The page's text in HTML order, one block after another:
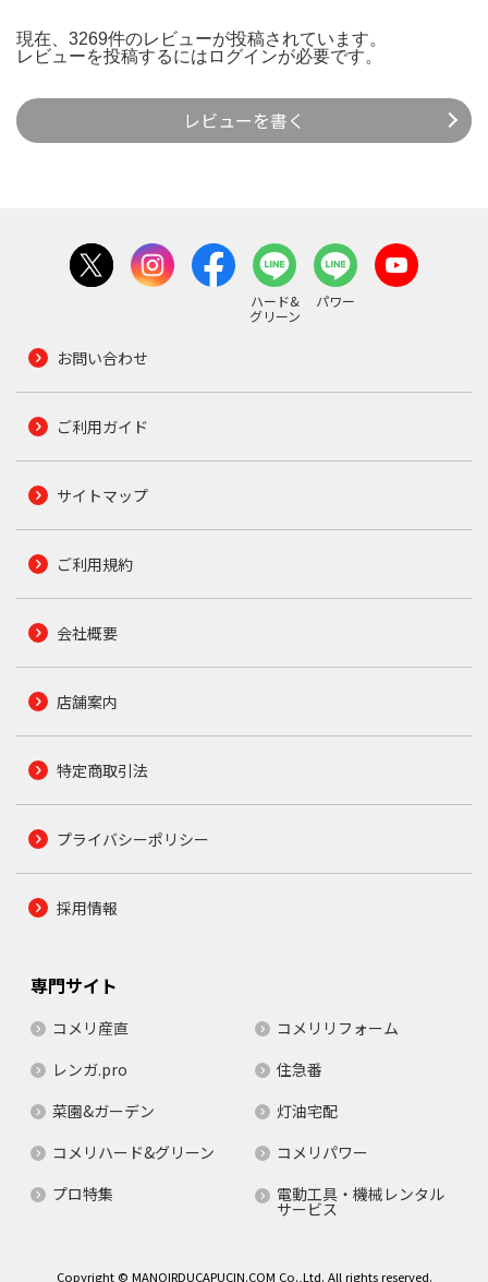
現在、3269件のレビューが投稿されています。
レビューを投稿するには ログインが必要です。
レビューを書く
ハード&
グリーン
パワー
お問い合わせ
ご利用ガイド
サイトマップ
ご利用規約
会社概要
店舗案内
特定商取引法
プライバシーポリシー
採用情報
専門サイト
コメリ産直
コメリリフォーム
レンガ.pro
住急番
菜園&ガーデン
灯油宅配
コメリハード&グリーン
コメリパワー
プロ特集
電動工具・機械レンタル
サービス
Copyright © MANOIRDUCAPUCIN.COM Co.,Ltd. All rights reserved.